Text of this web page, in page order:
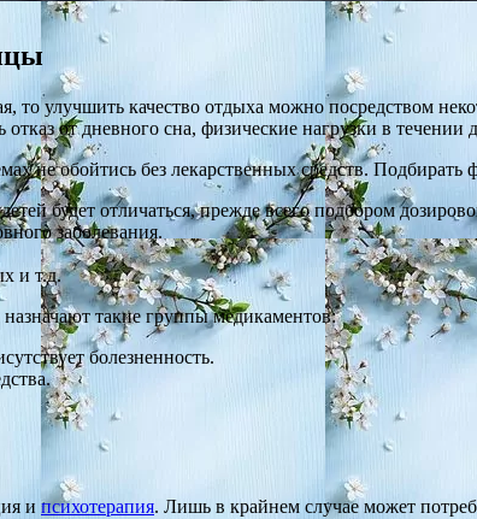
то улучшить качество отдыха можно посредством
от дневного сна, физические нагрузки в течении
не обойтись без лекарственных средств. Подбирать
будет отличаться, прежде всего подбором
заболевания.
и т.д.
такие группы медикаментов:
болезненность.
и психотерапия. Лишь в крайнем случае может